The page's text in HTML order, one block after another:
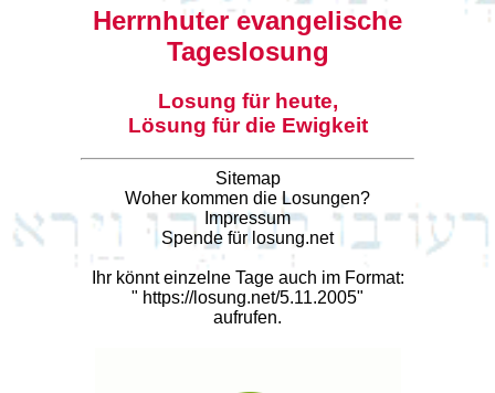
Herrnhuter evangelische
Tageslosung
Losung für heute,
Lösung für die Ewigkeit
Sitemap
Woher kommen die Losungen?
Impressum
Spende für losung.net
Ihr könnt einzelne Tage auch im Format:
" https://losung.net/5.11.2005"
aufrufen.